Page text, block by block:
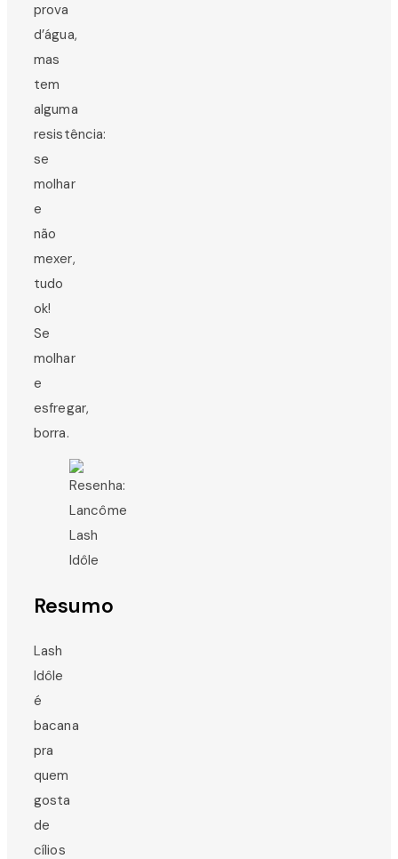
prova
d’água,
mas
tem
alguma
resistência:
se
molhar
e
não
mexer,
tudo
ok!
Se
molhar
e
esfregar,
borra.
Resumo
Lash
Idôle
é
bacana
pra
quem
gosta
de
cílios